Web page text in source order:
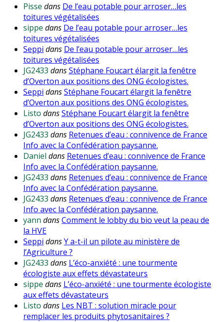
Pisse dans De l’eau potable pour arroser…les
toitures végétalisées
sippe dans De l’eau potable pour arroser…les
toitures végétalisées
Seppi dans De l’eau potable pour arroser…les
toitures végétalisées
JG2433 dansStéphane Foucart élargit la fenêtre
d’Overton aux positions des ONG écologistes.
Seppi dansStéphane Foucart élargit la fenêtre
d’Overton aux positions des ONG écologistes.
Listo dansStéphane Foucart élargit la fenêtre
d’Overton aux positions des ONG écologistes.
JG2433 dans Retenues d’eau : connivence de France
Info avec la Confédération paysanne.
Daniel dans Retenues d’eau : connivence de France
Info avec la Confédération paysanne.
JG2433 dans Retenues d’eau : connivence de France
Info avec la Confédération paysanne.
JG2433 dans Retenues d’eau : connivence de France
Info avec la Confédération paysanne.
yann dansComment le lobby du bio veut la peau de
la HVE
Seppi dansY a-t-il un pilote au ministère de
l’Agriculture ?
JG2433 dans L’éco-anxiété : une tourmente
écologiste aux effets dévastateurs
sippe dans L’éco-anxiété : une tourmente écologiste
aux effets dévastateurs
Listo dans Les NBT : solution miracle pour
remplacer les produits phytosanitaires ?